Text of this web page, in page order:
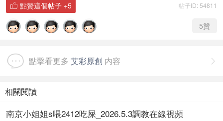
帖子ID: 54811
 點贊這個帖子 +5
5贊

點擊看更多 艾彩原創 内容
相關閱讀
南京小姐姐s喂2412吃屎_2026.5.3調教在線視頻